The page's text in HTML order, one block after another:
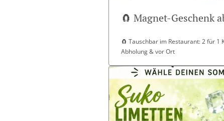
🧲 Magnet-Geschenk
🧲 Tauschbar im Restaurant: 2 für 1
Abholung & vor Ort